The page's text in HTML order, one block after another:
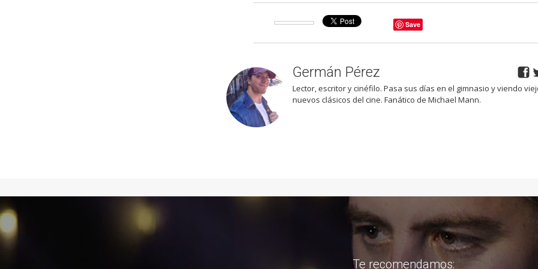
Save
Germán Pérez
Lector, escritor y cinéfilo. Pasa sus días en el gimnasio y viendo
nuevos clásicos del cine. Fanático de Michael Mann.
Te recomendamos: